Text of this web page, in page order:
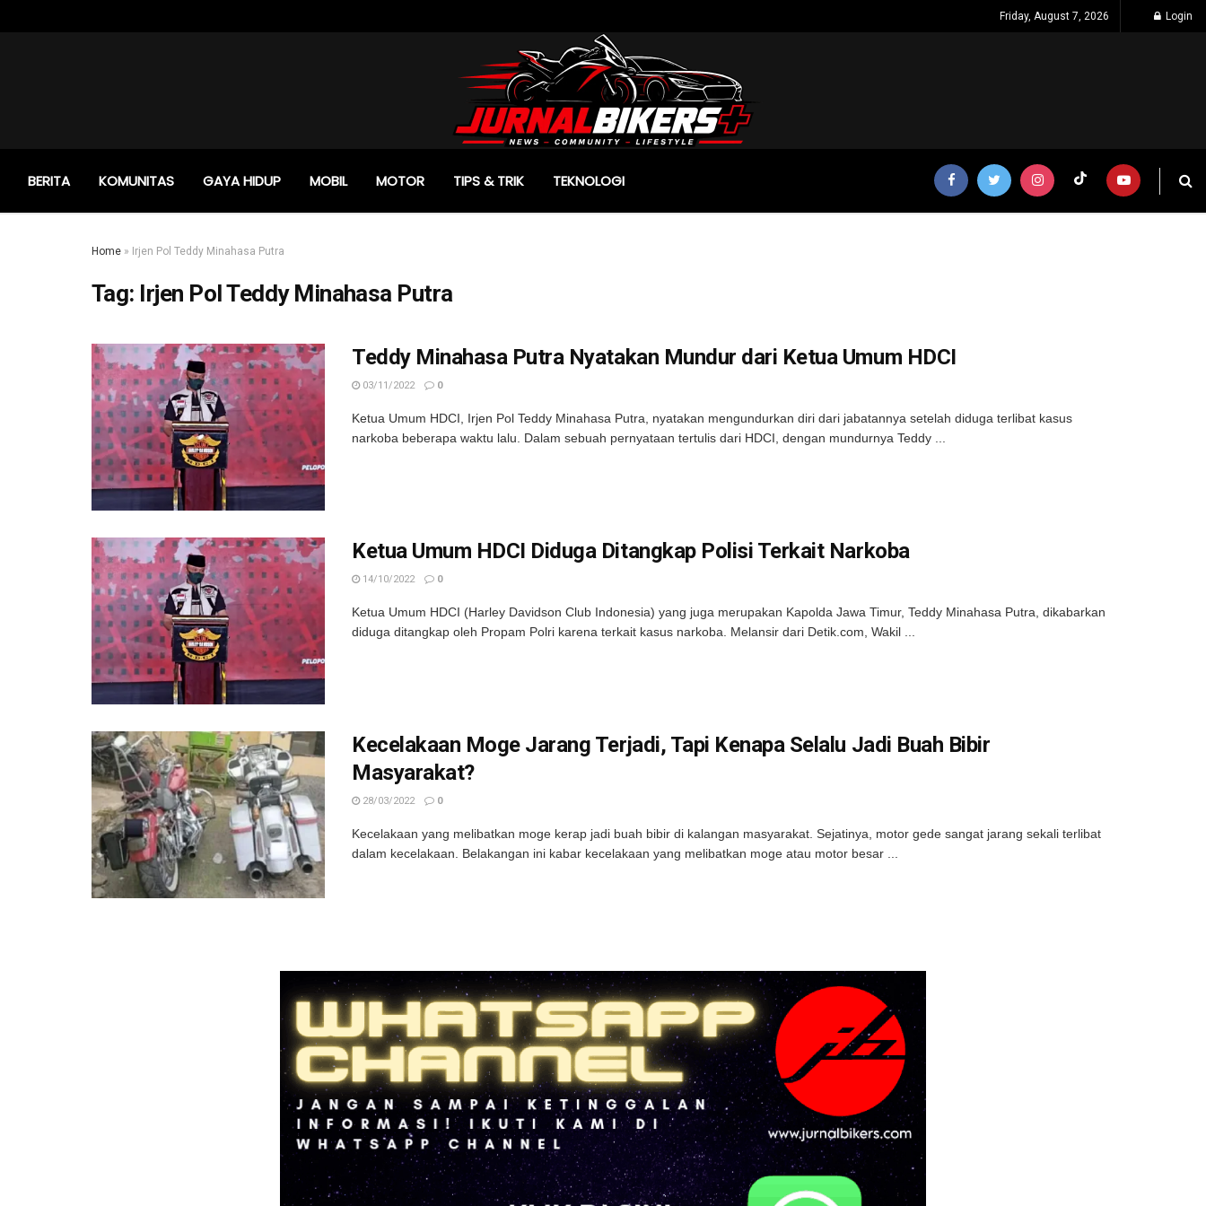
Friday, August 7, 2026 Login
BERITA KOMUNITAS GAYA HIDUP MOBIL MOTOR TIPS & TRIK TEKNOLOGI
Home » Irjen Pol Teddy Minahasa Putra
Tag: Irjen Pol Teddy Minahasa Putra
Teddy Minahasa Putra Nyatakan Mundur dari Ketua Umum HDCI
03/11/2022 0
Ketua Umum HDCI, Irjen Pol Teddy Minahasa Putra, nyatakan mengundurkan diri dari jabatannya setelah diduga terlibat kasus
narkoba beberapa waktu lalu. Dalam sebuah pernyataan tertulis dari HDCI, dengan mundurnya Teddy ...
Ketua Umum HDCI Diduga Ditangkap Polisi Terkait Narkoba
14/10/2022 0
Ketua Umum HDCI (Harley Davidson Club Indonesia) yang juga merupakan Kapolda Jawa Timur, Teddy Minahasa Putra, dikabarkan
diduga ditangkap oleh Propam Polri karena terkait kasus narkoba. Melansir dari Detik.com, Wakil ...
Kecelakaan Moge Jarang Terjadi, Tapi Kenapa Selalu Jadi Buah Bibir
Masyarakat?
28/03/2022 0
Kecelakaan yang melibatkan moge kerap jadi buah bibir di kalangan masyarakat. Sejatinya, motor gede sangat jarang sekali terlibat
dalam kecelakaan. Belakangan ini kabar kecelakaan yang melibatkan moge atau motor besar ...